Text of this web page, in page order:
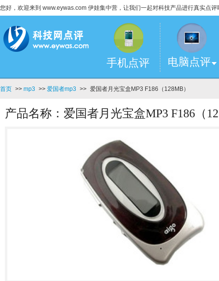
您好，欢迎来到 www.eywas.com 伊娃集中营，让我们一起对科技产品进行真实点评
手机点评 电脑点评
首页 >> mp3 >> 爱国者mp3 >> 爱国者月光宝盒MP3 F186（128MB）
产品名称：爱国者月光宝盒MP3 F186（